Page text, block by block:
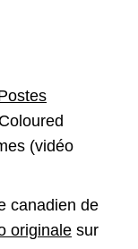
(vidéo
canadien de
originale sur